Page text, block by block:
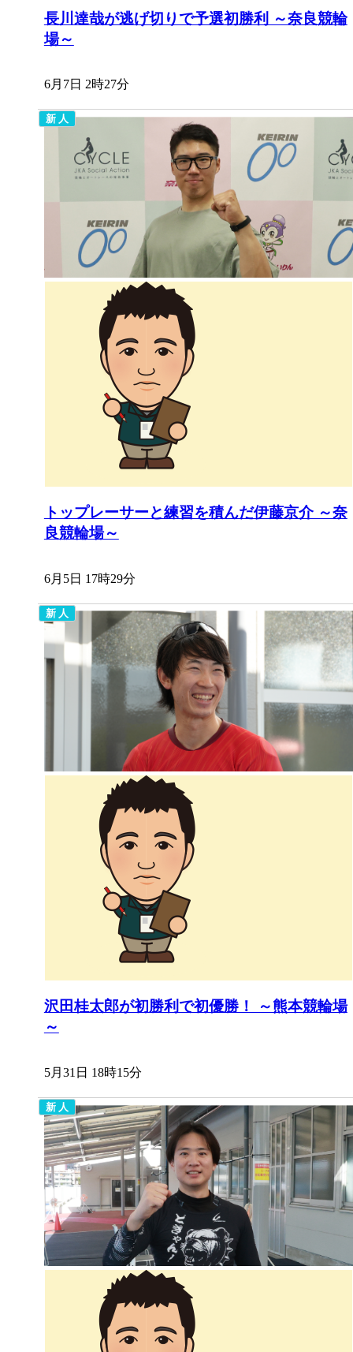
長川達哉が逃げ切りで予選初勝利 ～奈良競輪
場～
6月7日 2時27分
トップレーサーと練習を積んだ伊藤京介 ～奈
良競輪場～
6月5日 17時29分
沢田桂太郎が初勝利で初優勝！ ～熊本競輪場
～
5月31日 18時15分